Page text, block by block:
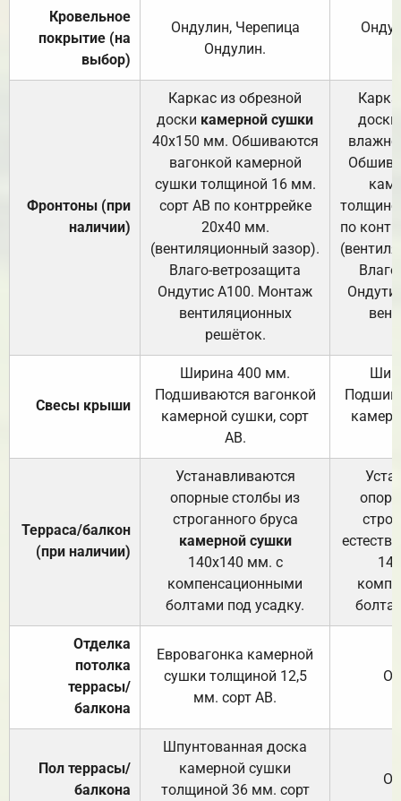
Кровельное
покрытие (на
выбор)
Ондулин, Черепица
Ондулин.
Фронтоны (при
наличии)
Каркас из обрезной
доски камерной сушки
40х150 мм. Обшиваются
вагонкой камерной
сушки толщиной 16 мм.
сорт АВ по контррейке
20х40 мм.
(вентиляционный зазор).
Влаго-ветрозащита
Ондутис А100. Монтаж
вентиляционных
решёток.
доски
по
Свесы крыши
Ширина 400 мм.
Подшиваются вагонкой
камерной сушки, сорт
АВ.
Терраса/балкон
(при наличии)
Устанавливаются
опорные столбы из
строганного бруса
камерной сушки
140х140 мм. с
компенсационными
болтами под усадку.
Отделка
потолка
террасы/
балкона
Евровагонка камерной
сушки толщиной 12,5
мм. сорт АВ.
Пол террасы/
балкона
Шпунтованная доска
камерной сушки
толщиной 36 мм. сорт